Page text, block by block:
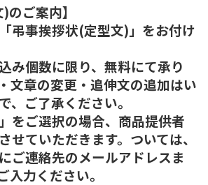
のご案内】
弔事挨拶状(定型文)」をお付け
み個数に限り、無料にて承り
文章の変更・追伸文の追加はい
、ご了承ください。
をご選択の場合、商品提供者
せていただきます。ついては、
ご連絡先のメールアドレスま
入力ください。